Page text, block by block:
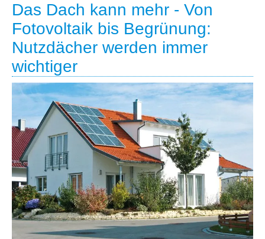
Das Dach kann mehr - Von
Fotovoltaik bis Begrünung:
Nutzdächer werden immer
wichtiger